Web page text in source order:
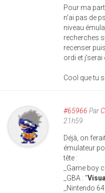
Pour ma
n'ai pas de
niveau
recherches
recenser
ordi et j'serai
Cool que tu
#65966 Par
21h59
Déjà, on
émulateur
tête :
_Game boy
_GBA : "
_Nintendo